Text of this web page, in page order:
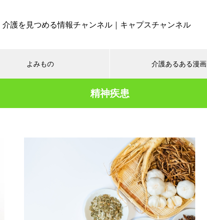
介護を見つめる情報チャンネル｜キャプスチャンネル
よみもの 介護あるある漫画
精神疾患